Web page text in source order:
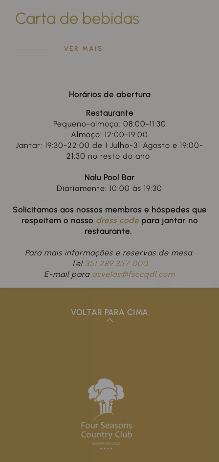
Carta de bebidas
VER MAIS
Horários de abertura
Restaurante
Pequeno-almoço: 08:00-11:30
Almoço: 12:00-19:00
Jantar: 19:30-22:00 de 1 Julho-31 Agosto e 19:00-
21:30 no resto do ano
Nalu Pool Bar
Diariamente: 10:00 às 19:30
Solicitamos aos nossos membros e hóspedes que
respeitem o nosso dress code para jantar no
restaurante.
Para mais informações e reservas de mesa:
Tel 351 289 357 000
E-mail para asvelas@fsccqdl.com
VOLTAR PARA CIMA